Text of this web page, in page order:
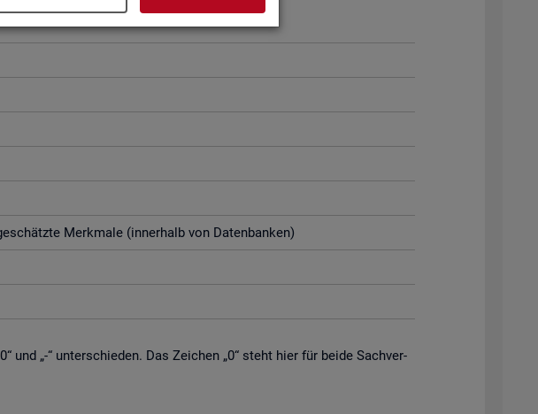
Merk­ma­le (in­ner­halb von Da­ten­ban­ken)
und „-“ un­ter­schie­den. Das Zei­chen „0“ steht hier für beide Sach­ver­